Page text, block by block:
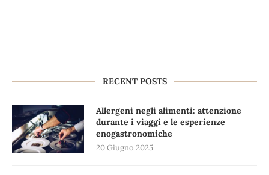
RECENT POSTS
Allergeni negli alimenti: attenzione
durante i viaggi e le esperienze
enogastronomiche
20 Giugno 2025